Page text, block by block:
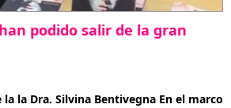
podido salir de la gran
la Dra. Silvina Bentivegna En el marco